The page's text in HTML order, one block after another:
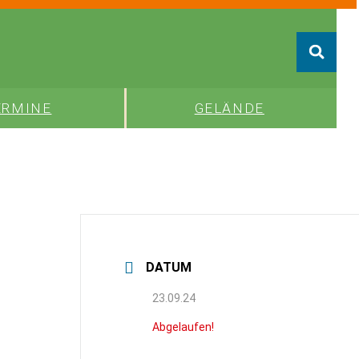
GELÄNDE
DATUM
23.09.24
Abgelaufen!